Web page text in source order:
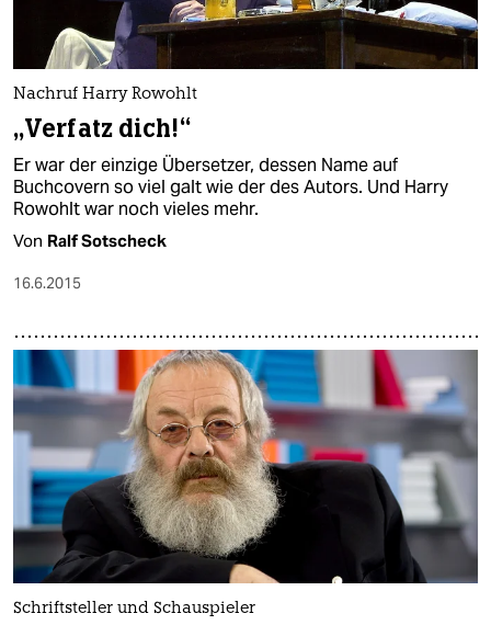
Nachruf Harry Rowohlt
„Verfatz dich!“
Er war der einzige Übersetzer, dessen Name auf
Buchcovern so viel galt wie der des Autors. Und Harry
Rowohlt war noch vieles mehr.
Von Ralf Sotscheck
16.6.2015
Schriftsteller und Schauspieler